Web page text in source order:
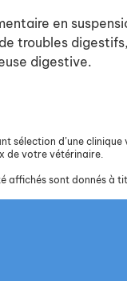
en
troubles
digestive.
sélection d’une
de votre vétérinaire.
affichés sont donnés à